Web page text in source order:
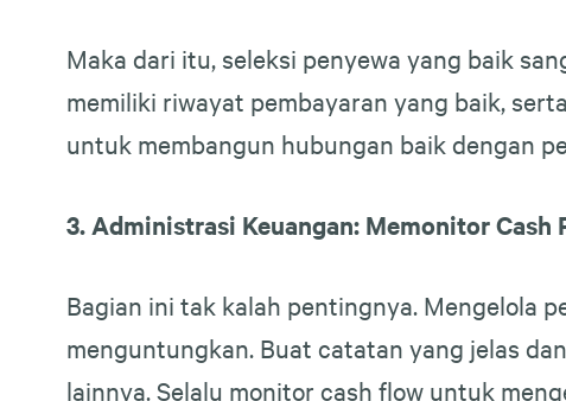
Maka dari itu, seleksi penyewa yang baik
memiliki riwayat pembayaran yang baik,
untuk membangun hubungan baik dengan
3. Administrasi Keuangan: Memonitor Cash
Bagian ini tak kalah pentingnya. Mengelola
menguntungkan. Buat catatan yang jelas
lainnya. Selalu monitor cash flow untuk